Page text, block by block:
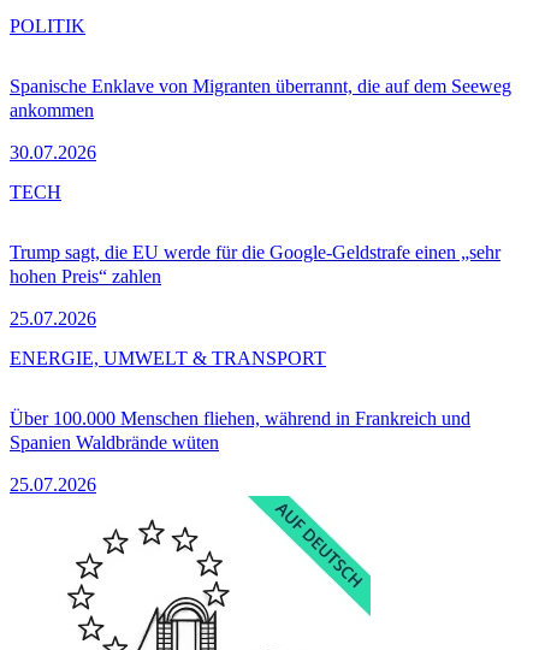
Spanische Enklave von Migranten überrannt, die auf dem Seeweg
ankommen
30.07.2026
POLITIK
Trump sagt, die EU werde für die Google-Geldstrafe einen „sehr
hohen Preis“ zahlen
25.07.2026
TECH
Über 100.000 Menschen fliehen, während in Frankreich und
Spanien Waldbrände wüten
25.07.2026
ENERGIE, UMWELT & TRANSPORT